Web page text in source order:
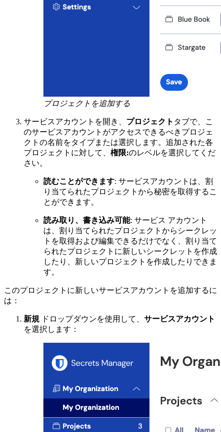
プロジェクトを追加する
サービスアカウントを開き、 プロジェクト タブで、こ
のサービスアカウントがアクセスできるべきプロジェ
クトの名前をタイプまたは選択します。追加された各
プロジェクトに対して、 権限:のレベルを選択してくだ
さい。
読むことができます: サービスアカウントは、割
り当てられたプロジェクトから秘密を取得するこ
とができます。
読み取り、書き込み可能: サービス アカウント
は、割り当てられたプロジェクトからシークレッ
トを取得および編集できるだけでなく、割り当て
られたプロジェクトに新しいシークレットを作成
したり、新しいプロジェクトを作成したりできま
す。
このプロジェクトに新しいサービスアカウントを追加するに
は：
新規 ドロップダウンを使用して、 サービスアカウント
を選択します：